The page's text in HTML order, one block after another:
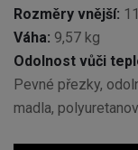
Rozměry vnější:
Váha: 9,57 kg
Odolnost vůči
Pevné přezky,
madla,